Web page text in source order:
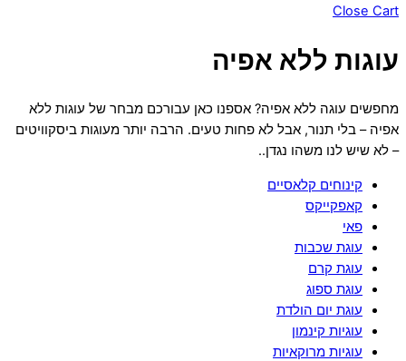
Close Cart
עוגות ללא אפיה
מחפשים עוגה ללא אפיה? אספנו כאן עבורכם מבחר של עוגות ללא
אפיה – בלי תנור, אבל לא פחות טעים. הרבה יותר מעוגות ביסקוויטים
– לא שיש לנו משהו נגדן..
קינוחים קלאסיים
קאפקייקס
פאי
עוגת שכבות
עוגת קרם
עוגת ספוג
עוגת יום הולדת
עוגיות קינמון
עוגיות מרוקאיות